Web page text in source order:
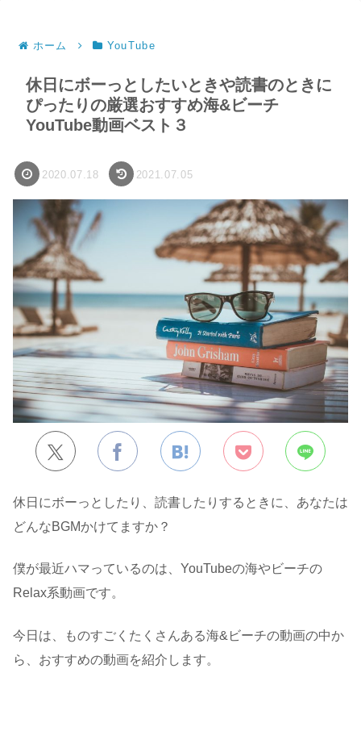
ホーム YouTube
休日にボーっとしたいときや読書のときに
ぴったりの厳選おすすめ海&ビーチ
YouTube動画ベスト３
2020.07.18 2021.07.05
休日にボーっとしたり、読書したりするときに、あなたは
どんなBGMかけてますか？
僕が最近ハマっているのは、YouTubeの海やビーチの
Relax系動画です。
今日は、ものすごくたくさんある海&ビーチの動画の中か
ら、おすすめの動画を紹介します。